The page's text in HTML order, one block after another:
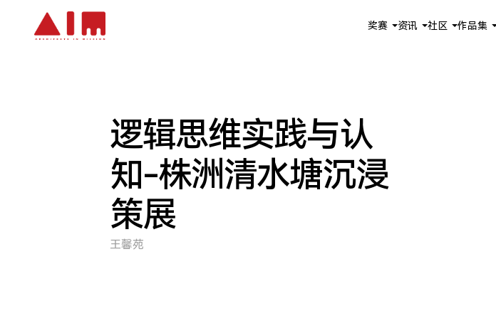
跳到主要内容
奖赛 资讯 社区 作品集
逻辑思维实践与认
知-株洲清水塘沉浸
策展
王馨苑